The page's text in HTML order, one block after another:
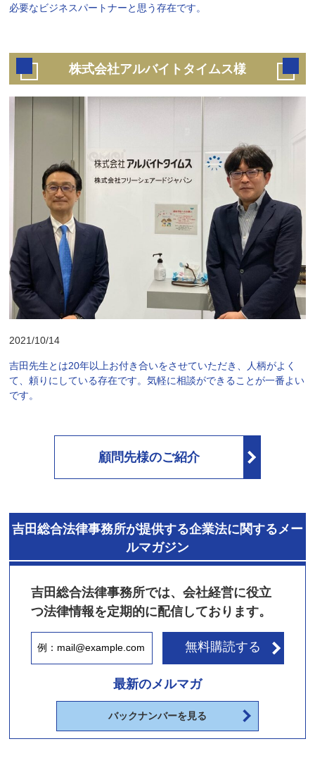
必要なビジネスパートナーと思う存在です。
株式会社アルバイトタイムス様
2021/10/14
吉田先生とは20年以上お付き合いをさせていただき、人柄がよく
て、頼りにしている存在です。気軽に相談ができることが一番よい
です。
顧問先様のご紹介
吉田総合法律事務所が提供する企業法に関するメー
ルマガジン
吉田総合法律事務所では、会社経営に役立
つ法律情報を定期的に配信しております。
無料購読する
最新のメルマガ
バックナンバーを見る